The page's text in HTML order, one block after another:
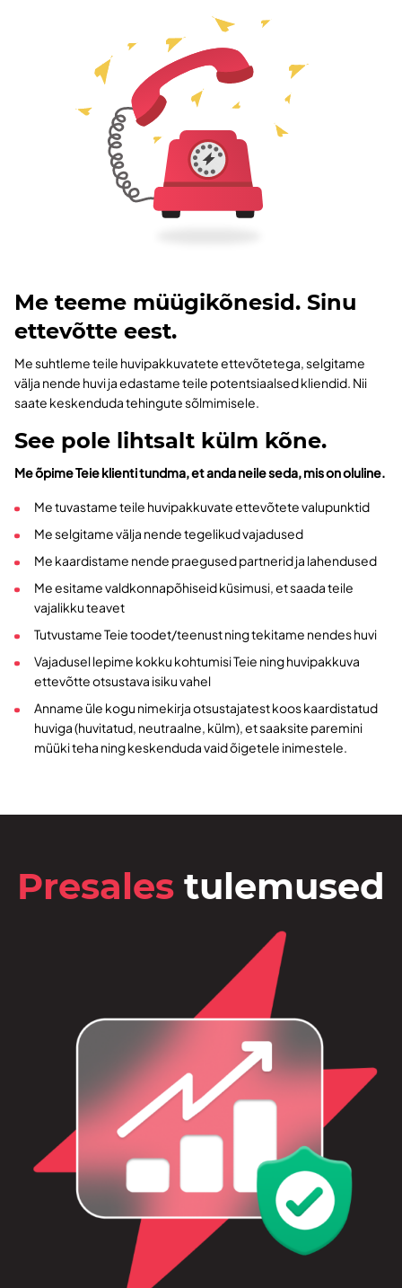
Me teeme müügikõnesid. Sinu
ettevõtte eest.
Me suhtleme teile huvipakkuvatete ettevõtetega, selgitame
välja nende huvi ja edastame teile potentsiaalsed kliendid. Nii
saate keskenduda tehingute sõlmimisele.
See pole lihtsalt külm kõne.
Me õpime Teie klienti tundma, et anda neile seda, mis on oluline.
Me tuvastame teile huvipakkuvate ettevõtete valupunktid
Me selgitame välja nende tegelikud vajadused
Me kaardistame nende praegused partnerid ja lahendused
Me esitame valdkonnapõhiseid küsimusi, et saada teile
vajalikku teavet
Tutvustame Teie toodet/teenust ning tekitame nendes huvi
Vajadusel lepime kokku kohtumisi Teie ning huvipakkuva
ettevõtte otsustava isiku vahel
Anname üle kogu nimekirja otsustajatest koos kaardistatud
huviga (huvitatud, neutraalne, külm), et saaksite paremini
müüki teha ning keskenduda vaid õigetele inimestele.
Presales tulemused